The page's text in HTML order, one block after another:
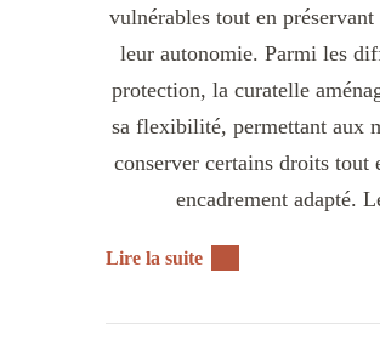
vulnérables tout en
leur autonomie. Parmi les
protection, la curatelle
sa flexibilité, permettant aux
conserver certains droits tout
encadrement adapté.
Lire la suite